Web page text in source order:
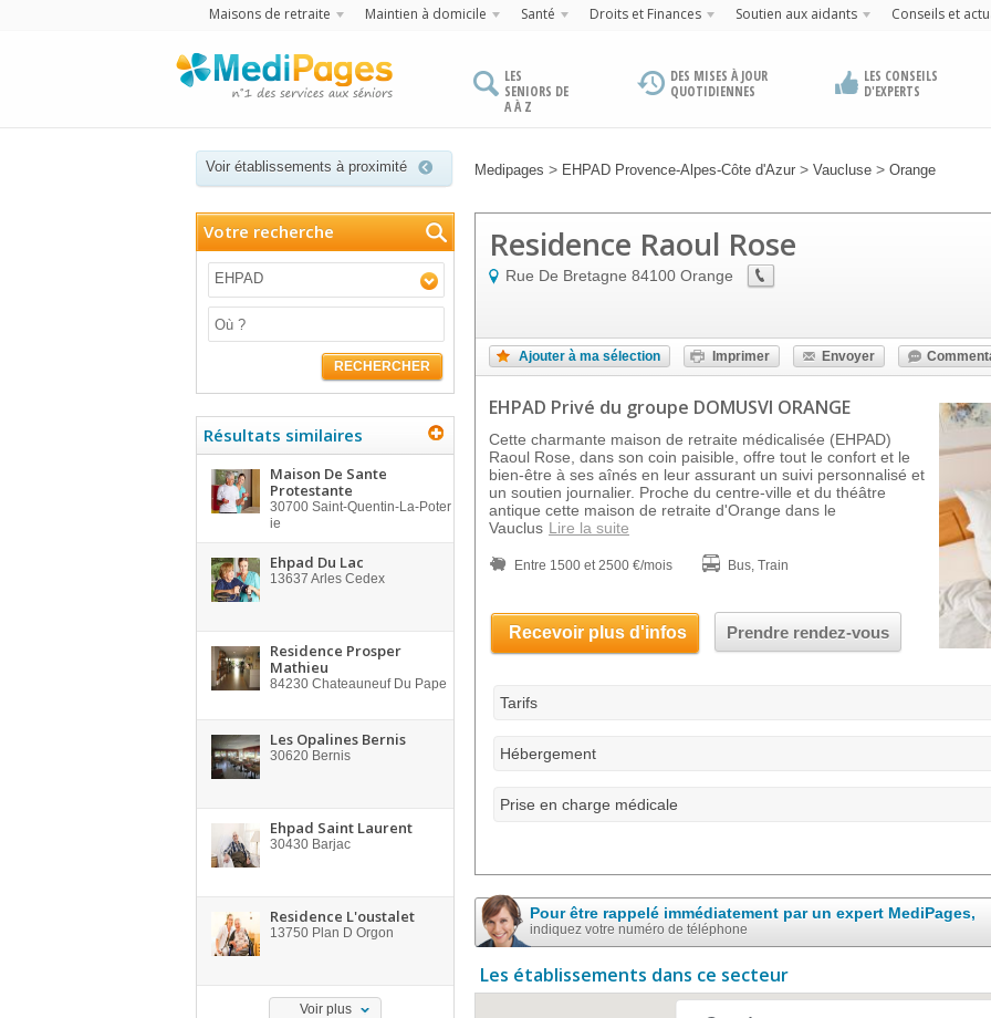
Maisons de retraite Maintien à domicile Santé Droits et Finances Soutien aux aidants Conseils et
LES
SENIORS DE
A À Z
DES MISES À JOUR
QUOTIDIENNES
LES CONSEILS
D'EXPERTS
Voir établissements à proximité Medipages > EHPAD Provence-Alpes-Côte d'Azur > Vaucluse > Orange
Votre recherche
EHPAD
RECHERCHER
Résultats similaires
Maison De Sante
Protestante
30700 Saint-Quentin-La-Poter
ie
Ehpad Du Lac
13637 Arles Cedex
Residence Prosper
Mathieu
84230 Chateauneuf Du Pape
Les Opalines Bernis
30620 Bernis
Ehpad Saint Laurent
30430 Barjac
Residence L'oustalet
13750 Plan D Orgon
Voir plus
Residence Raoul Rose
Rue De Bretagne 84100 Orange
Ajouter à ma sélection Imprimer Envoyer
EHPAD Privé du groupe DOMUSVI ORANGE
Cette charmante maison de retraite médicalisée (EHPAD)
Raoul Rose, dans son coin paisible, offre tout le confort et le
bien-être à ses aînés en leur assurant un suivi personnalisé et
un soutien journalier. Proche du centre-ville et du théâtre
antique cette maison de retraite d'Orange dans le
Vauclus Lire la suite
Entre 1500 et 2500 €/mois Bus, Train
Recevoir plus d'infos Prendre rendez-vous
Tarifs
Hébergement
Prise en charge médicale
Pour être rappelé immédiatement par un expert MediPages,
indiquez votre numéro de téléphone
Les établissements dans ce secteur